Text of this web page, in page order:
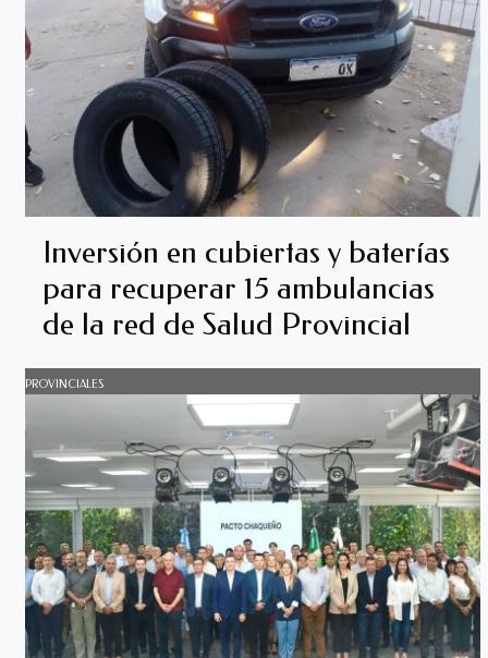
Inversión en cubiertas y baterías
para recuperar 15 ambulancias
de la red de Salud Provincial
PROVINCIALES